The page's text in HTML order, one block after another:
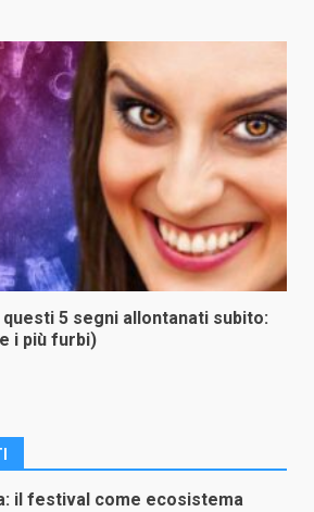
5 segni allontanati subito:
i più furbi)
il festival come ecosistema